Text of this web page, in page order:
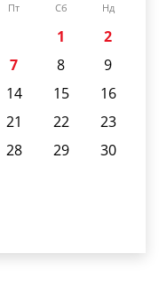
Пт Сб Нд
1
2
7 8
9
14 15
16
21 22
23
28 29
30